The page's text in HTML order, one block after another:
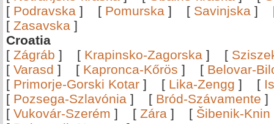
[ Podravska ] [ Pomurska ] [ Savinjska ]
[ Zasavska ]
Croatia
[ Zágráb ] [ Krapinsko-Zagorska ] [
[ Varasd ] [ Kapronca-Kőrös ] [ Belovar-
[ Primorje-Gorski Kotar ] [ Lika-Zengg ] [
[ Pozsega-Szlavónia ] [ Bród-Szávamente
[ Vukovár-Szerém ] [ Zára ] [ Šibenik-Knin